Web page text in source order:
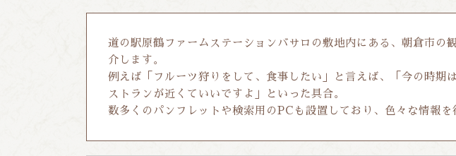
道の駅原鶴ファームステーションバサロの敷地内にある、朝倉市の
介します。
例えば「フルーツ狩りをして、食事したい」と言えば、「今の時
ストランが近くていいですよ」といった具合。
数多くのパンフレットや検索用のPCも設置しており、色々な情報を